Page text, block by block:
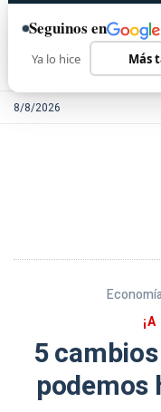
8/8/2026
5
podemos
Seguinos en
Ya lo hice Más